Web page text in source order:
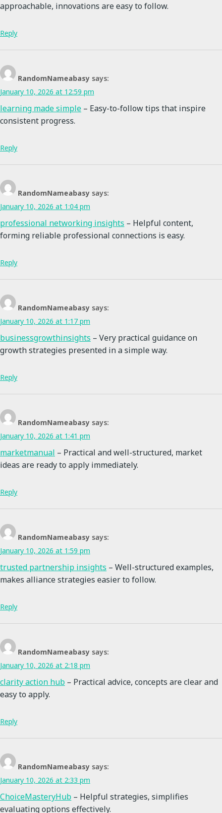
approachable, innovations are easy to follow.
Reply
RandomNameabasy says:
January 10, 2026 at 12:59 pm
learning made simple – Easy-to-follow tips that inspire
consistent progress.
Reply
RandomNameabasy says:
January 10, 2026 at 1:04 pm
professional networking insights – Helpful content,
forming reliable professional connections is easy.
Reply
RandomNameabasy says:
January 10, 2026 at 1:17 pm
businessgrowthinsights – Very practical guidance on
growth strategies presented in a simple way.
Reply
RandomNameabasy says:
January 10, 2026 at 1:41 pm
marketmanual – Practical and well-structured, market
ideas are ready to apply immediately.
Reply
RandomNameabasy says:
January 10, 2026 at 1:59 pm
trusted partnership insights – Well-structured examples,
makes alliance strategies easier to follow.
Reply
RandomNameabasy says:
January 10, 2026 at 2:18 pm
clarity action hub – Practical advice, concepts are clear and
easy to apply.
Reply
RandomNameabasy says:
January 10, 2026 at 2:33 pm
ChoiceMasteryHub – Helpful strategies, simplifies
evaluating options effectively.